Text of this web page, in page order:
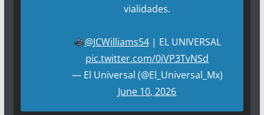
vialidades.
@JCWilliams54| EL UNIVERSAL
pic.twitter.com/0iVP3TvNSd
— El Universal (@El_Universal_Mx)
June 10, 2026